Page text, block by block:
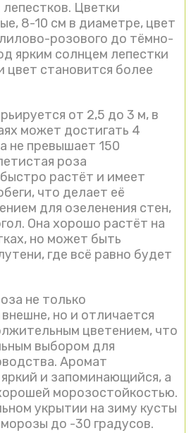
Цветки
8-10 см в диаметре, цвет
розового до тёмно-
ярким солнцем лепестки
цвет становится более
от 2,5 до 3 м, в
может достигать 4
не превышает 150
роза
растёт и имеет
что делает её
для озеленения стен,
Она хорошо растёт на
но может быть
где всё равно будет
не только
но и отличается
цветением, что
выбором для
Аромат
и запоминающийся, а
морозостойкостью.
укрытии на зиму кусты
до -30 градусов.